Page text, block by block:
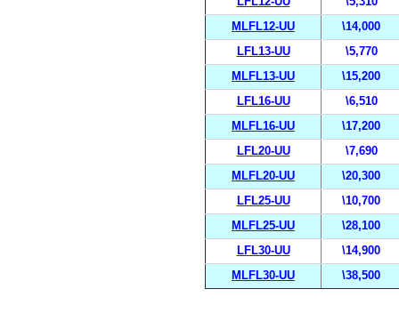
MLFL12-UU
\14,000
LFL13-UU
\5,770
MLFL13-UU
\15,200
LFL16-UU
\6,510
MLFL16-UU
\17,200
LFL20-UU
\7,690
MLFL20-UU
\20,300
LFL25-UU
\10,700
MLFL25-UU
\28,100
LFL30-UU
\14,900
MLFL30-UU
\38,500